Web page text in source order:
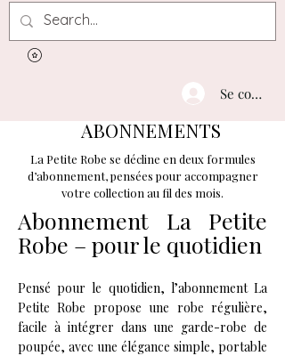
Se
ABONNEMENTS
La Petite Robe se décline en deux formules
d’abonnement, pensées pour accompagner
votre collection au fil des mois.
Abonnement La Petite
Robe – pour le quotidien
Pensé pour le quotidien, l’abonnement La
Petite Robe propose une robe régulière,
facile à intégrer dans une garde-robe de
poupée, avec une élégance simple, portable